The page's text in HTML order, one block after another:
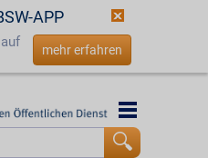
APP
mehr erfahren